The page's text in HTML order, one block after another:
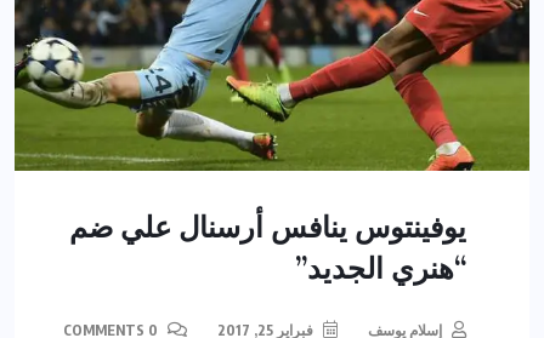
يوفينتوس ينافس أرسنال علي ضم
“هنري الجديد”
إسلام يوسف فبراير 25, 2017